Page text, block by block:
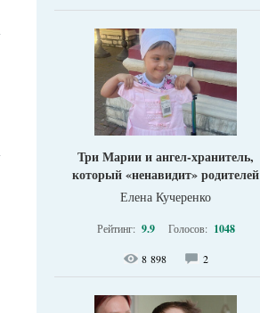
Три Марии и ангел-хранитель,
который «ненавидит» родителей
Елена Кучеренко
Рейтинг: 9.9 Голосов: 1048
8 898 2